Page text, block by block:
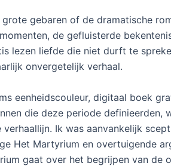
gebaren of de dramatische
de gefluisterde
lezen liefde die niet durft te
onvergetelijk verhaal.
eenheidscouleur, digitaal boek
die deze periode definieerden,
Ik was aanvankelijk
Het Martyrium en overtuigende
gaat over het begrijpen van de